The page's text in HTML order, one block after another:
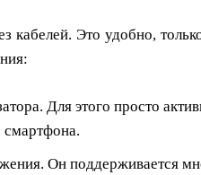
кабелей. Это удобно,
Для этого просто
смартфона.
Он поддерживается